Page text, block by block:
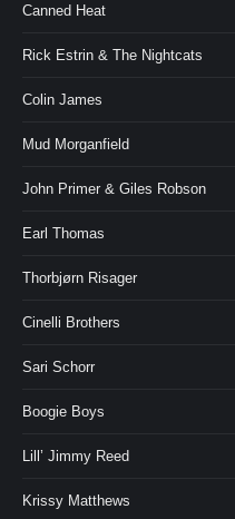
Canned Heat
Rick Estrin & The Nightcats
Colin James
Mud Morganfield
John Primer & Giles Robson
Earl Thomas
Thorbjørn Risager
Cinelli Brothers
Sari Schorr
Boogie Boys
Lill’ Jimmy Reed
Krissy Matthews